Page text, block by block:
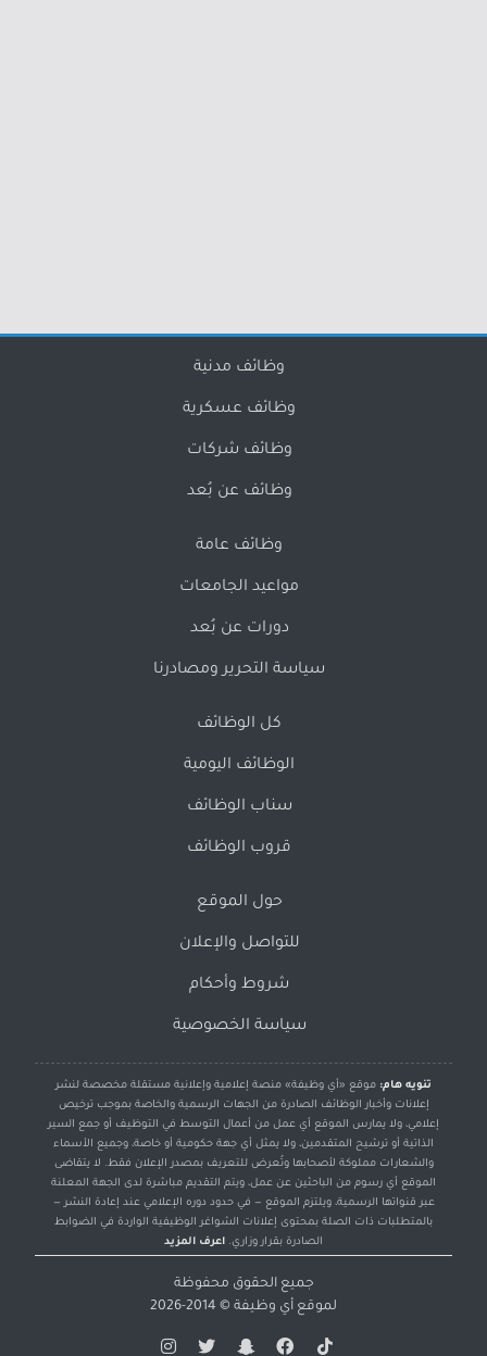
وظائف مدنية
وظائف عسكرية
وظائف شركات
وظائف عن بُعد
وظائف عامة
مواعيد الجامعات
دورات عن بُعد
سياسة التحرير ومصادرنا
كل الوظائف
الوظائف اليومية
سناب الوظائف
قروب الوظائف
حول الموقع
للتواصل والإعلان
شروط وأحكام
سياسة الخصوصية
تنويه هام: موقع «أي وظيفة» منصة إعلامية وإعلانية مستقلة مخصصة لنشر
إعلانات وأخبار الوظائف الصادرة من الجهات الرسمية والخاصة بموجب ترخيص
إعلامي، ولا يمارس الموقع أي عمل من أعمال التوسط في التوظيف أو جمع السير
الذاتية أو ترشيح المتقدمين، ولا يمثل أي جهة حكومية أو خاصة، وجميع الأسماء
والشعارات مملوكة لأصحابها وتُعرض للتعريف بمصدر الإعلان فقط. لا يتقاضى
الموقع أي رسوم من الباحثين عن عمل، ويتم التقديم مباشرة لدى الجهة المعلنة
عبر قنواتها الرسمية، ويلتزم الموقع — في حدود دوره الإعلامي عند إعادة النشر —
بالمتطلبات ذات الصلة بمحتوى إعلانات الشواغر الوظيفية الواردة في الضوابط
الصادرة بقرار وزاري. اعرف المزيد
جميع الحقوق محفوظة
لموقع أي وظيفة © 2014-2026